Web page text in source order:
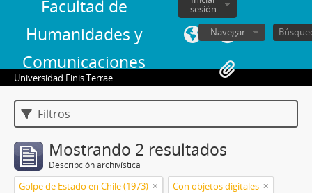
Facultad de
Humanidades y
Comunicaciones
sesión
Navegar
Universidad Finis Terrae
Filtros
Mostrando 2 resultados
Descripción archivística
Golpe de Estado en Chile (1973) Con objetos digitales